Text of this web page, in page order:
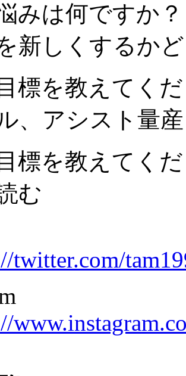
みは何ですか？
新しくするか
標を教えてく
、アシスト量
標を教えてく
む
twitter.com/